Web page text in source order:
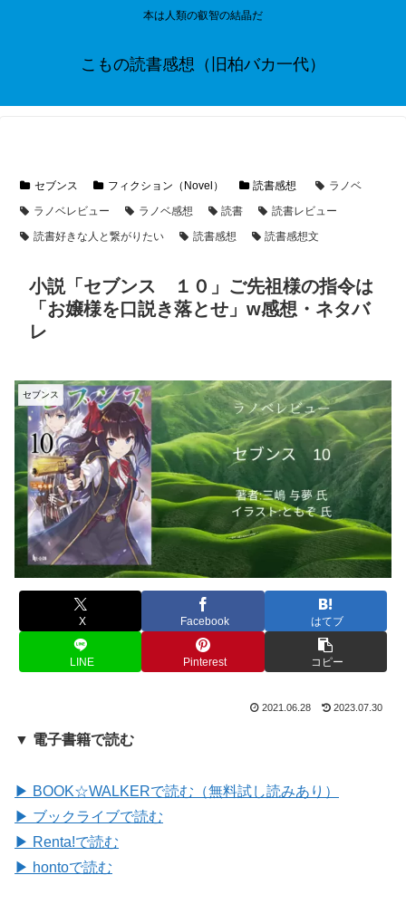
本は人類の叡智の結晶だ
こもの読書感想（旧柏バカ一代）
セブンス フィクション（Novel） 読書感想
ラノベ
ラノベレビュー
ラノベ感想 読書
読書レビュー
読書好きな人と繋がりたい
読書感想 読書感想文
小説「セブンス １０」ご先祖様の指令は
「お嬢様を口説き落とせ」w感想・ネタバ
レ
セブンス
X Facebook はてブ
LINE Pinterest コピー
2021.06.28 2023.07.30
▼ 電子書籍で読む
▶ BOOK☆WALKERで読む（無料試し読みあり）
▶ ブックライブで読む
▶ Renta!で読む
▶ hontoで読む